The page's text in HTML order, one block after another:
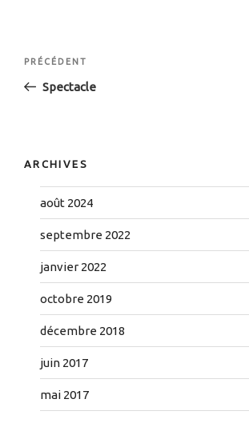
Navigation
l’article
Article
précédent
PRÉCÉDENT
Spectacle
ARCHIVES
août 2024
septembre 2022
janvier 2022
octobre 2019
décembre 2018
juin 2017
mai 2017